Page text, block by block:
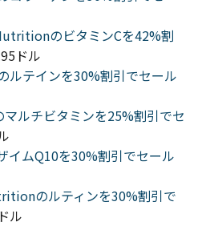
のビタミンCを42%割
ドル
ルテインを30%割引でセール
ルチビタミンを25%割引でセ
イムQ10を30%割引でセール
のルティンを30%割引で
ル